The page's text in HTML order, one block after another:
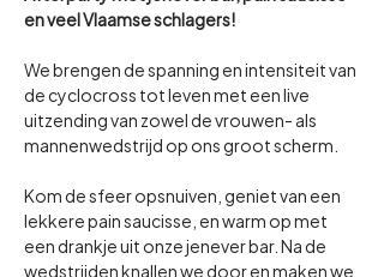
en veel Vlaamse schlagers!
We brengen de spanning en intensiteit van
de cyclocross tot leven met een live
uitzending van zowel de vrouwen- als
mannenwedstrijd op ons groot scherm.
Kom de sfeer opsnuiven, geniet van een
lekkere pain saucisse, en warm op met
een drankje uit onze jenever bar. Na de
wedstrijden knallen we door en maken we